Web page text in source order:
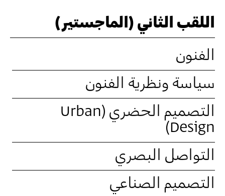
اللقب الثاني (الماجستير)
الفنون
سياسة ونظرية الفنون
التصميم الحضري (Urban
Design)
التواصل البصري
التصميم الصناعي